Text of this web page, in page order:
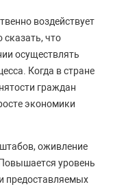
воздействует
что
осуществлять
Когда в стране
граждан
экономики
оживление
уровень
предоставляемых